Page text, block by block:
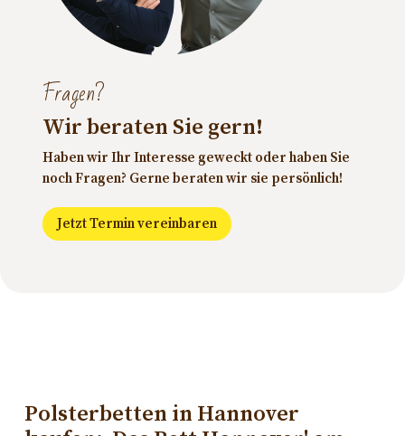
Fragen?
Wir beraten Sie gern!
Haben wir Ihr Interesse geweckt oder haben Sie
noch Fragen? Gerne beraten wir sie persönlich!
Jetzt Termin vereinbaren
Polsterbetten in Hannover